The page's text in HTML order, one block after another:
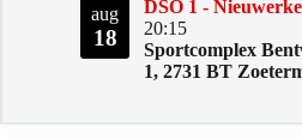
aug
18
DSO 1 -
20:15
Sportcomplex
1, 2731 BT